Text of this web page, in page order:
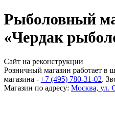
Рыболовный
«Чердак
Сайт на реконструкции
Розничный магазин работает в
магазина - +7 (495) 780-31-02.
Магазин по адресу: Москва, ул.